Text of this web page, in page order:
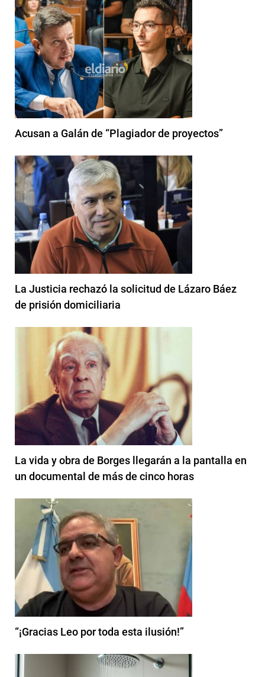
Acusan a Galán de “Plagiador de proyectos”
La Justicia rechazó la solicitud de Lázaro Báez
de prisión domiciliaria
La vida y obra de Borges llegarán a la pantalla en
un documental de más de cinco horas
“¡Gracias Leo por toda esta ilusión!”